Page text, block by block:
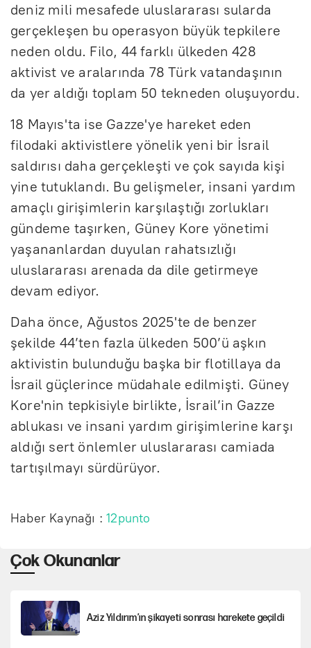
deniz mili mesafede uluslararası sularda
gerçekleşen bu operasyon büyük tepkilere
neden oldu. Filo, 44 farklı ülkeden 428
aktivist ve aralarında 78 Türk vatandaşının
da yer aldığı toplam 50 tekneden oluşuyordu.
18 Mayıs'ta ise Gazze'ye hareket eden
filodaki aktivistlere yönelik yeni bir İsrail
saldırısı daha gerçekleşti ve çok sayıda kişi
yine tutuklandı. Bu gelişmeler, insani yardım
amaçlı girişimlerin karşılaştığı zorlukları
gündeme taşırken, Güney Kore yönetimi
yaşananlardan duyulan rahatsızlığı
uluslararası arenada da dile getirmeye
devam ediyor.
Daha önce, Ağustos 2025'te de benzer
şekilde 44’ten fazla ülkeden 500’ü aşkın
aktivistin bulunduğu başka bir flotillaya da
İsrail güçlerince müdahale edilmişti. Güney
Kore'nin tepkisiyle birlikte, İsrail’in Gazze
ablukası ve insani yardım girişimlerine karşı
aldığı sert önlemler uluslararası camiada
tartışılmayı sürdürüyor.
Haber Kaynağı :12punto
Çok Okunanlar
Aziz Yıldırım’ın şikayeti sonrası harekete geçildi